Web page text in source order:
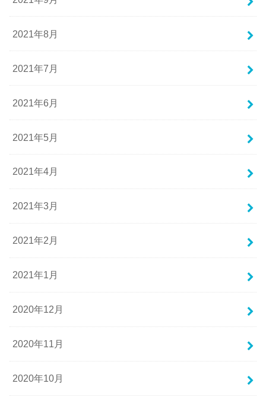
2021年8月
2021年7月
2021年6月
2021年5月
2021年4月
2021年3月
2021年2月
2021年1月
2020年12月
2020年11月
2020年10月